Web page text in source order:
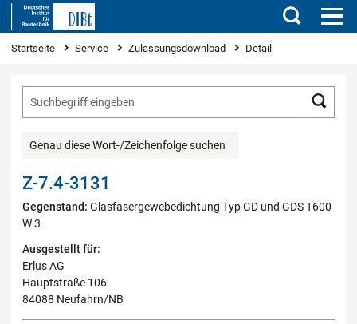
Suchen
Sie sind hier
Startseite Service Zulassungsdownload Detail
Genau diese Wort-/Zeichenfolge suchen
Z-7.4-3131
Gegenstand: Glasfasergewebedichtung Typ GD und GDS T600
W 3
Ausgestellt für:
Erlus AG
Hauptstraße 106
84088 Neufahrn/NB